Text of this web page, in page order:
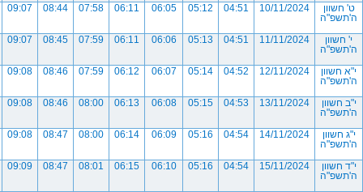
ט' חשוון
ה'תשפ"ה
10/11/2024
04:51
05:12
06:05
06:11
07:58
08:44
09:07
י' חשוון
ה'תשפ"ה
11/11/2024
04:51
05:13
06:06
06:11
07:59
08:45
09:07
י"א חשוון
ה'תשפ"ה
12/11/2024
04:52
05:14
06:07
06:12
07:59
08:46
09:08
י"ב חשוון
ה'תשפ"ה
13/11/2024
04:53
05:15
06:08
06:13
08:00
08:46
09:08
י"ג חשוון
ה'תשפ"ה
14/11/2024
04:54
05:16
06:09
06:14
08:00
08:47
09:08
י"ד חשוון
ה'תשפ"ה
15/11/2024
04:54
05:16
06:10
06:15
08:01
08:47
09:09